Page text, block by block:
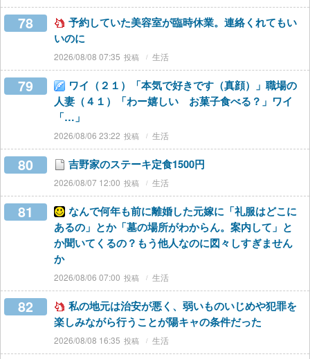
78
予約していた美容室が臨時休業。連絡くれてもい
いのに
2026/08/08 07:35 生活
79
ワイ（２１）「本気で好きです（真顔）」職場の
人妻（４１）「わー嬉しい お菓子食べる？」ワイ
「…」
2026/08/06 23:22 生活
80 吉野家のステーキ定食1500円
2026/08/07 12:00 生活
81
なんで何年も前に離婚した元嫁に「礼服はどこに
あるの」とか「墓の場所がわからん。案内して」と
か聞いてくるの？もう他人なのに図々しすぎません
か
2026/08/06 07:00 生活
82
私の地元は治安が悪く、弱いものいじめや犯罪を
楽しみながら行うことが陽キャの条件だった
2026/08/08 16:35 生活